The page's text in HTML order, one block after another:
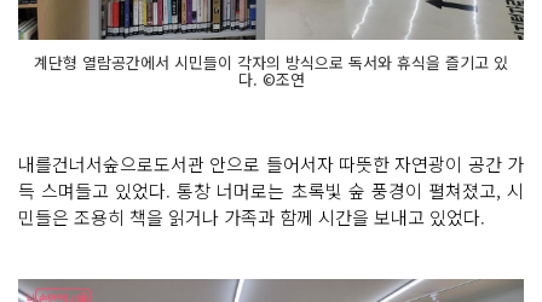
계단형 열람공간에서 시민들이 각자의 방식으로 독서와 휴식을 즐기고 있
다. ©조연
내를건너서숲으로도서관 안으로 들어서자 따뜻한 자연광이 공간 가
득 스며들고 있었다. 통창 너머로는 초록빛 숲 풍경이 펼쳐졌고, 시
민들은 조용히 책을 읽거나 가족과 함께 시간을 보내고 있었다.